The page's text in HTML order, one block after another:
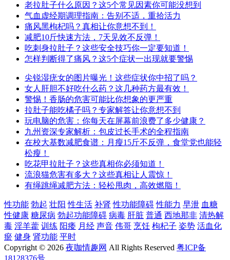
老拉肚子什么原因？这5个常见因素你可能没想到
气血虚经期调理指南：告别不适，重拾活力
痛风黑枸杞吗？真相让你意想不到！
减肥10斤快速方法，7天见效不反弹！
吃刺身拉肚子？这些安全技巧你一定要知道！
怎样判断得了痛风？这5个症状一出现就要警惕
尖锐湿疣女的图片曝光！这些症状你中招了吗？
女人肝胆不好吃什么药？这几种药方最有效！
警惕！香肠的危害可能比你想象的更严重
拉肚子能吃橘子吗？专家解答让你意想不到
玩电脑的危害：你每天在屏幕前浪费了多少健康？
九州资深专家解析：包皮过长手术的全程指南
在校大基数减肥食谱：月瘦15斤不反弹，食堂党也能轻
松瘦！
吃花甲拉肚子？这些真相你必须知道！
流浪猫危害有多大？这些真相让人震惊！
有绳跳绳减肥方法：轻松甩肉，高效燃脂！
性功能 勃起 壮阳 性生活 补肾 性功能障碍 性能力 早泄 血糖
性健康 糖尿病 勃起功能障碍 病毒 肝脏 普通 西地那非 清热解
毒 淫羊藿 训练 阳痿 月经 声音 伟哥 烹饪 枸杞子 姿势 活血化
瘀 健身 肾功能 平时
Copyright © 2026 夜咖情趣网 All Rights Reserved 粤ICP备